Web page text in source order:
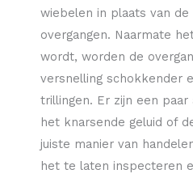
wiebelen in plaats van
overgangen. Naarmate
wordt, worden de
versnelling schokkender
trillingen. Er zijn een
het knarsende geluid of
juiste manier van
het te laten inspecteren